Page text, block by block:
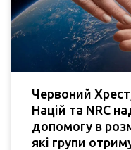
Червоний
Націй та NRC
допомогу в
які групи